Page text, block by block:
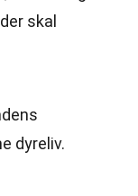
skal
dyreliv.